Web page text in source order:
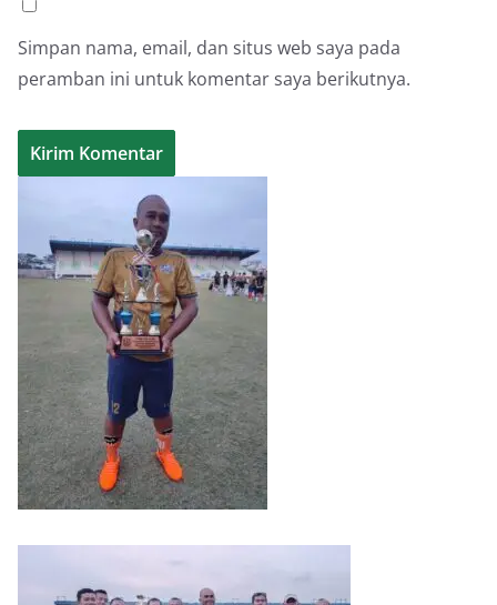
Simpan nama, email, dan situs web saya pada
peramban ini untuk komentar saya berikutnya.